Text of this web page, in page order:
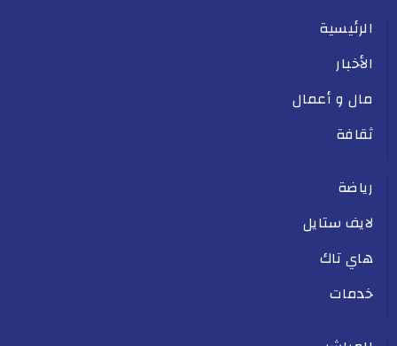
الرئيسية
الأخبار
مال و أعمال
ثقافة
رياضة
لايف ستايل
هاي تاك
خدمات